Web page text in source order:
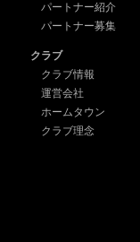
パートナー紹介
パートナー募集
クラブ
クラブ情報
運営会社
ホームタウン
クラブ理念